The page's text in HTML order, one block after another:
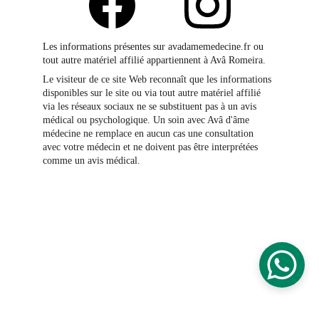
Les informations présentes sur avadamemedecine.fr ou
tout autre matériel affilié appartiennent à Avâ Romeira.
Le visiteur de ce site Web reconnaît que les informations
disponibles sur le site ou via tout autre matériel affilié
via les réseaux sociaux ne se substituent pas à un avis
médical ou psychologique. Un soin avec Avâ d'âme
médecine ne remplace en aucun cas une consultation
avec votre médecin et ne doivent pas être interprétées
comme un avis médical.